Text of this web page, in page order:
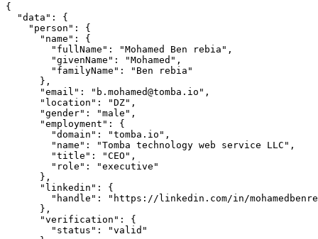
{
  "data": {
    "person": {
      "name": {
        "fullName": "Mohamed Ben rebia",
        "givenName": "Mohamed",
        "familyName": "Ben rebia"
      },
      "email": "b.mohamed@tomba.io",
      "location": "DZ",
      "gender": "male",
      "employment": {
        "domain": "tomba.io",
        "name": "Tomba technology web service LLC",
        "title": "CEO",
        "role": "executive"
      },
      "linkedin": {
"handle": "https://linkedin.com/in/
      },
      "verification": {
        "status": "valid"